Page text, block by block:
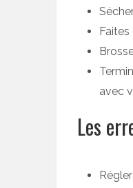
avec
Les